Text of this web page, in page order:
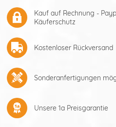
Kauf auf Rechnung -
Käuferschutz
Kostenloser Rückversand
Sonderanfertigungen
Unsere 1a Preisgarantie